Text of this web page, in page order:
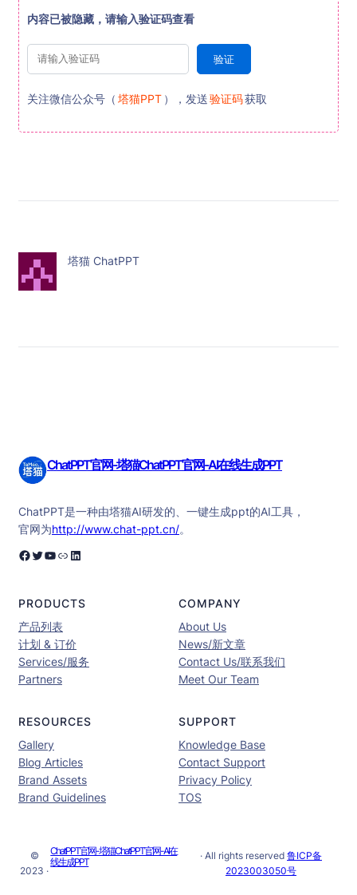
内容已被隐藏，请输入验证码查看
关注微信公众号（ 塔猫PPT ），发送验证码获取
塔猫 ChatPPT
ChatPPT官网-塔猫ChatPPT官网-AI在线生成PPT
ChatPPT是一种由塔猫AI研发的、一键生成ppt的AI工具，
官网为http://www.chat-ppt.cn/。
Facebook Twitter YouTube 链接 LinkedIn
PRODUCTS
产品列表
计划 & 订价
Services/服务
Partners
COMPANY
About Us
News/新文章
Contact Us/联系我们
Meet Our Team
RESOURCES
Gallery
Blog Articles
Brand Assets
Brand Guidelines
SUPPORT
Knowledge Base
Contact Support
Privacy Policy
TOS
©
2023 ·
ChatPPT官网-塔猫ChatPPT官网-AI在
线生成PPT
· All rights reserved鲁ICP备
2023003050号